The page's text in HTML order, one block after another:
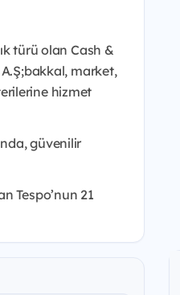
türü olan Cash &
market,
hizmet
güvenilir
Tespo’nun 21